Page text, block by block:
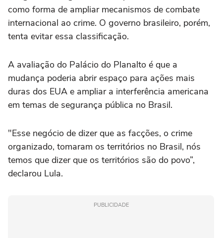
como forma de ampliar mecanismos de combate
internacional ao crime. O governo brasileiro, porém,
tenta evitar essa classificação.
A avaliação do Palácio do Planalto é que a
mudança poderia abrir espaço para ações mais
duras dos EUA e ampliar a interferência americana
em temas de segurança pública no Brasil.
"Esse negócio de dizer que as facções, o crime
organizado, tomaram os territórios no Brasil, nós
temos que dizer que os territórios são do povo”,
declarou Lula.
PUBLICIDADE